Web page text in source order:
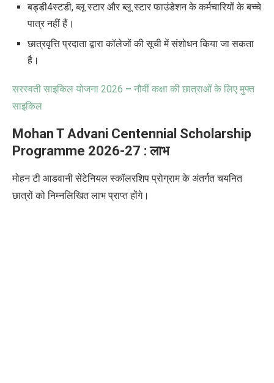
बड्डी4स्टडी, ब्लू स्टार और ब्लू स्टार फाउंडेशन के कर्मचारियों के बच्चे
पात्र नहीं हैं।
छात्रवृत्ति प्रदाता द्वारा कॉलेजों की सूची में संशोधन किया जा सकता
है।
सरस्वती साइकिल योजना 2026 – नौवीं कक्षा की छात्राओं के लिए मुफ्त
साइकिल
Mohan T Advani Centennial Scholarship
Programme 2026-27 : लाभ
मोहन टी आडवानी सेंटेनियल स्कॉलरशिप प्रोग्राम के अंतर्गत चयनित
छात्रों को निम्नलिखित लाभ प्राप्त होंगे।